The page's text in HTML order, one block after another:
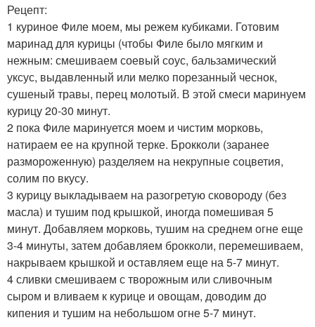
Рецепт:
1 куриное Филе моем, мы режем кубиками. Готовим
маринад для курицы (чтобы Филе было мягким и
нежным: смешиваем соевый соус, бальзамический
уксус, выдавленный или мелко порезанный чеснок,
сушеный травы, перец молотый. В этой смеси маринуем
курицу 20-30 минут.
2 пока Филе маринуется моем и чистим морковь,
натираем ее на крупной терке. Брокколи (заранее
размороженную) разделяем на некрупные соцветия,
солим по вкусу.
3 курицу выкладываем на разогретую сковороду (без
масла) и тушим под крышкой, иногда помешивая 5
минут. Добавляем морковь, тушим на среднем огне еще
3-4 минуты, затем добавляем брокколи, перемешиваем,
накрываем крышкой и оставляем еще на 5-7 минут.
4 сливки смешиваем с творожным или сливочным
сыром и вливаем к курице и овощам, доводим до
кипения и тушим на небольшом огне 5-7 минут.